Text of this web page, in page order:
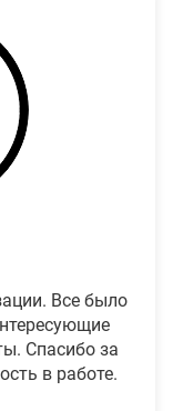
Все было
Спасибо за
в работе.